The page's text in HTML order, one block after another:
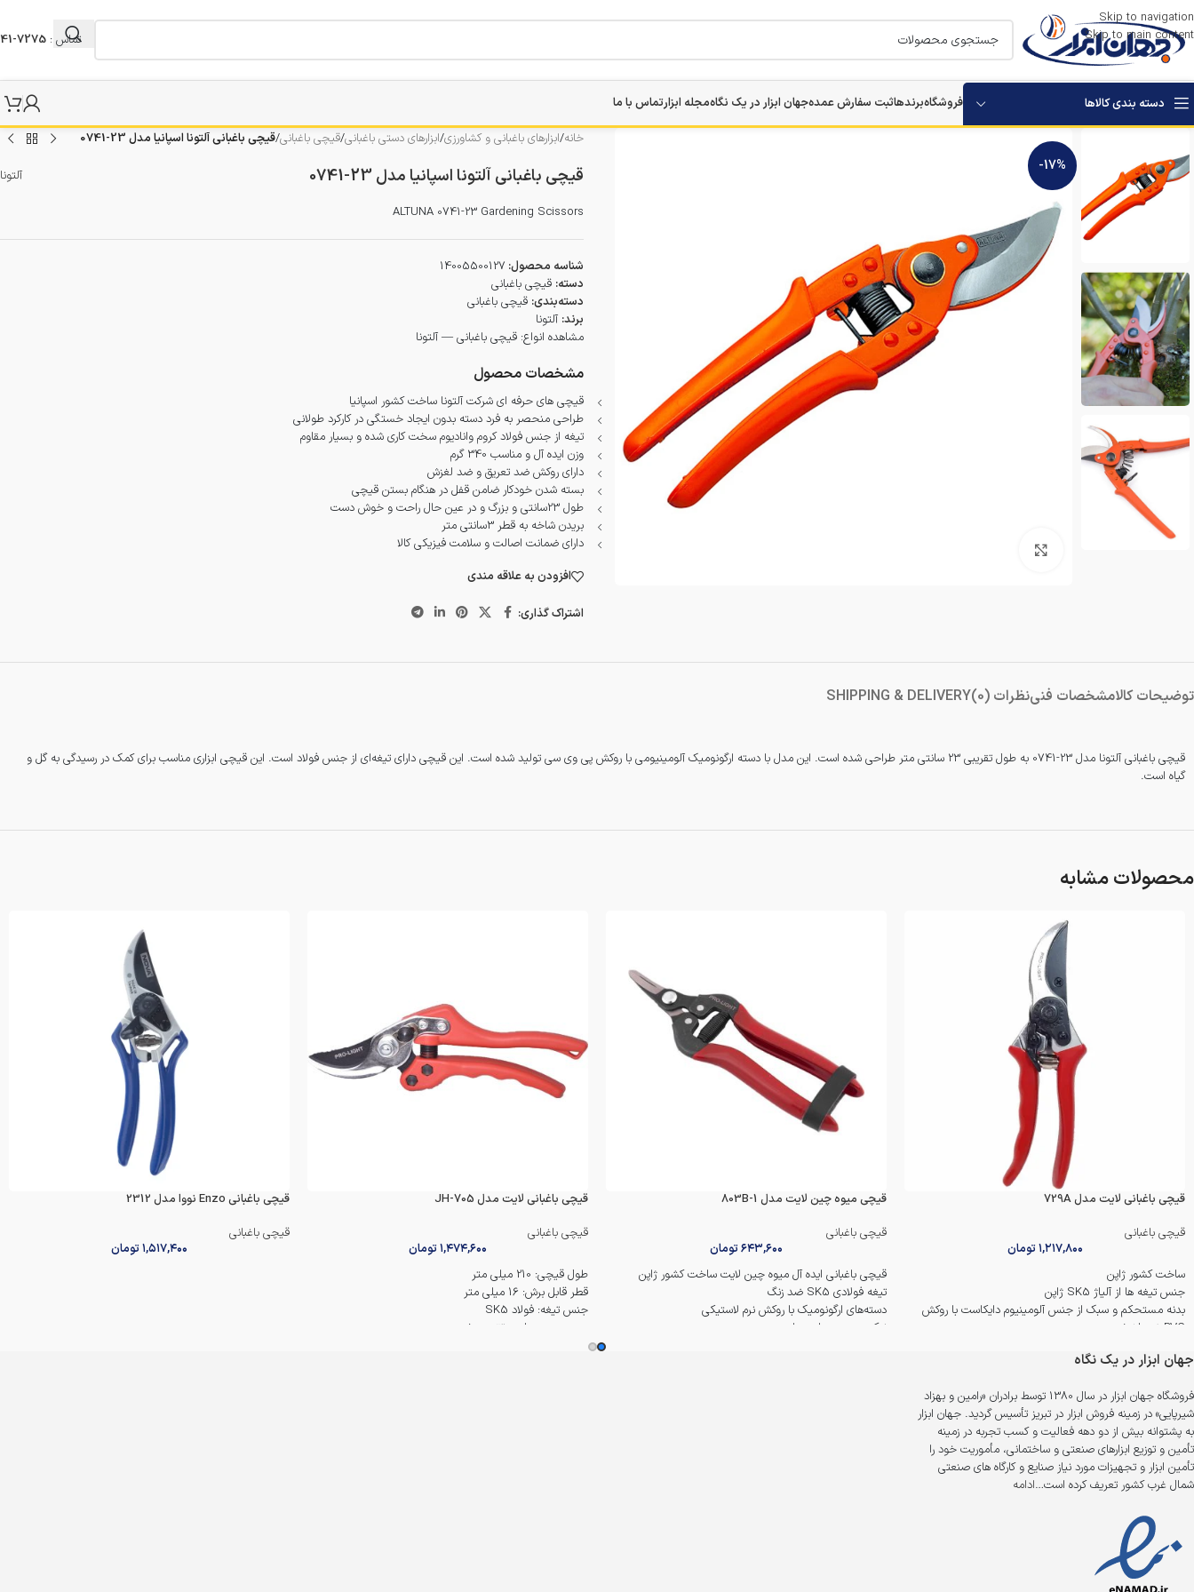
Skip to navigation
Skip to main content
تماس : 7275-041
دسته بندی کالاها
استارتر باتری خودرو
بکس برقی و شارژی
دستگاه های تخریب
دستگاه های سوراخکاری
دستگاه ویبراتور بتن
دمنده و مکنده
شستشو و نظافت
هویه برقی
فروشگاهبرندهاثبت سفارش عمدهجهان ابزار در یک نگاهمجله ابزارتماس با ما
-17%
خانه/ابزارهای باغبانی و کشاورزی/ابزارهای دستی باغبانی/قیچی باغبانی/قیچی باغبانی آلتونا اسپانیا مدل 23-0741
آلتونا قیچی باغبانی آلتونا اسپانیا مدل 23-0741
ALTUNA 0741-23 Gardening Scissors
شناسه محصول: 14005500127
دسته: قیچی باغبانی
دسته‌بندی: قیچی باغبانی
برند: آلتونا
مشاهده انواع: قیچی باغبانی — آلتونا
مشخصات محصول
قیچی های حرفه ای شرکت آلتونا ساخت کشور اسپانیا
طراحی منحصر به فرد دسته بدون ایجاد خستگی در کارکرد طولانی
تیغه از جنس فولاد کروم وانادیوم سخت کاری شده و بسیار مقاوم
وزن ایده آل و مناسب 340 گرم
دارای روکش ضد تعریق و ضد لغزش
بسته شدن خودکار ضامن قفل در هنگام بستن قیچی
طول 23سانتی و بزرگ و در عین حال راحت و خوش دست
بریدن شاخه به قطر 3سانتی متر
دارای ضمانت اصالت و سلامت فیزیکی کالا
افزودن به علاقه مندی
اشتراک گذاری:
توضیحات کالامشخصات فنینظرات (0) SHIPPING & DELIVERY
قیچی باغبانی آلتونا مدل 23-0741 به طول تقریبی 23 سانتی‌ متر طراحی شده است. این مدل با دسته ارگونومیک آلومینیومی با روکش پی وی سی تولید شده است. این قیچی دارای تیغه‌ای از جنس فولاد است. این قیچی ابزاری مناسب برای کمک در رسیدگی به گل و
گیاه است.
محصولات مشابه
قیچی باغبانی لایت مدل 729A
قیچی باغبانی
۱,۲۱۷,۸۰۰تومان
ساخت کشور ژاپن
جنس تیغه ها از آلیاژ SK5 ژاپن
بدنه مستحکم و سبک از جنس آلومینیوم دایکاست با روکش
PVC ضد لغزش
دارای قفل کن دسته
سیستم پیچ و مهره قابل تنظیم جهت ایجاد فاصله مناسب بین
تیغه ها
قیچی میوه چین لایت مدل 803B-1
قیچی باغبانی
۶۴۳,۶۰۰تومان
قیچی باغبانی ایده آل میوه چین لایت ساخت کشور ژاپن
تیغه‌ فولادی SK5 ضد زنگ
دسته‌های ارگونومیک با روکش نرم لاستیکی
نوک منحنی و زاویه دار
قیچی باغبانی لایت مدل 705-JH
قیچی باغبانی
۱,۴۷۴,۶۰۰تومان
طول قیچی: 210 میلی متر
قطر قابل برش: 16 میلی متر
جنس تیغه: فولاد SK5
جنس دسته: پلیمر تقویت شده
قیچی باغبانی Enzo نووا مدل 2312
قیچی باغبانی
۱,۵۱۷,۴۰۰تومان
جهان ابزار در یک نگاه
فروشگاه جهان ابزار در سال 1380 توسط برادران «رامین و بهزاد
شیرپایی» در زمینه فروش ابزار در تبریز تأسیس گردید. جهان ابزار
به پشتوانه بیش از دو دهه فعالیت و کسب تجربه در زمینه
تأمین و توزیع ابزارهای صنعتی و ساختمانی، مأموریت خود را
تأمین ابزار و تجهیزات مورد نیاز صنایع و کارگاه های صنعتی
شمال غرب کشور تعریف کرده است…ادامه